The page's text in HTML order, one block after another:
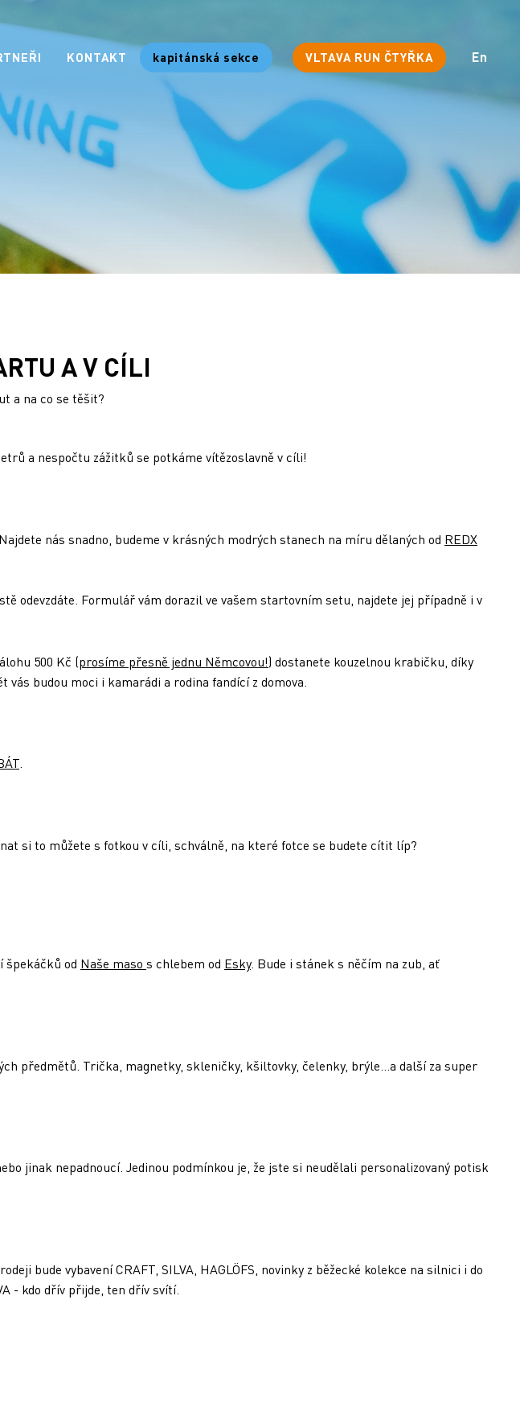
KONTAKT kapitánská sekce VLTAVA RUN ČTYŘKA cs
En
A V CÍLI
a na co se těšit?
a nespočtu zážitků se potkáme vítězoslavně v cíli!
nás snadno, budeme v krásných modrých stanech na míru dělaných od REDX
odevzdáte. Formulář vám dorazil ve vašem startovním setu, najdete jej případně i v
500 Kč (prosíme přesně jednu Němcovou!) dostanete kouzelnou krabičku, díky
vás budou moci i kamarádi a rodina fandící z domova.
.
si to můžete s fotkou v cíli, schválně, na které fotce se budete cítit líp?
špekáčků od Naše maso s chlebem od Esky. Bude i stánek s něčím na zub, ať
předmětů. Trička, magnetky, skleničky, kšiltovky, čelenky, brýle...a další za super
jinak nepadnoucí. Jedinou podmínkou je, že jste si neudělali personalizovaný potisk
bude vybavení CRAFT, SILVA, HAGLÖFS, novinky z běžecké kolekce na silnici i do
- kdo dřív přijde, ten dřív svítí.